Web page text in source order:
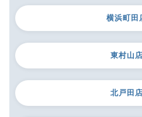
横浜町田
東村山店
北戸田店